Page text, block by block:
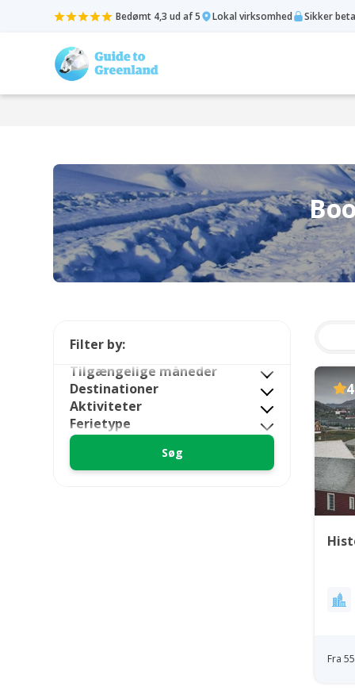
Bedømt 4,3 ud af 5 Lokal virksomhed Sikker
Fra
Filter by:
Tilgængelige måneder
Destinationer
Aktiviteter
Ferietype